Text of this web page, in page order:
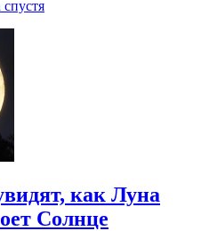
спустя
как Луна
Солнце